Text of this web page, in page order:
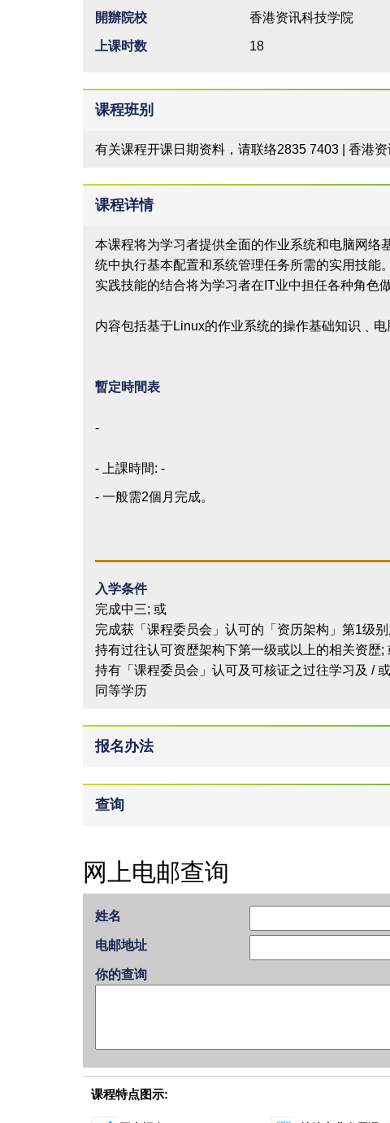
開辦院校 香港资讯科技学院
上课时数 18
课程班别
有关课程开课日期资料，请联络2835 7403 | 香港
课程详情
本课程将为学习者提供全面的作业系统和电脑网络
统中执行基本配置和系统管理任务所需的实用技能
实践技能的结合将为学习者在IT业中担任各种角色做
内容包括基于Linux的作业系统的操作基础知识﹑
暫定時間表
-
- 上課時間: -
- 一般需2個月完成。
入学条件
完成中三; 或
完成获「课程委员会」认可的「资历架构」第1级
持有过往认可资歴架构下第一级或以上的相关资歴;
持有「课程委员会」认可及可核证之过往学习及 /
同等学历
报名办法
查询
网上电邮查询
姓名
电邮地址
你的查询
课程特点图示: